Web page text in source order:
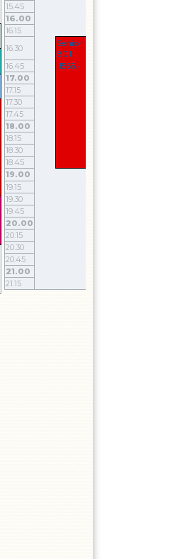
15.45
16.00
16.15
16.30
Senior
801
16.45 1565.-
17.00
17.15
17.30
17.45
18.00
18.15
18.30
18.45
19.00
19.15
19.30
19.45
20.00
20.15
20.30
20.45
21.00
21.15